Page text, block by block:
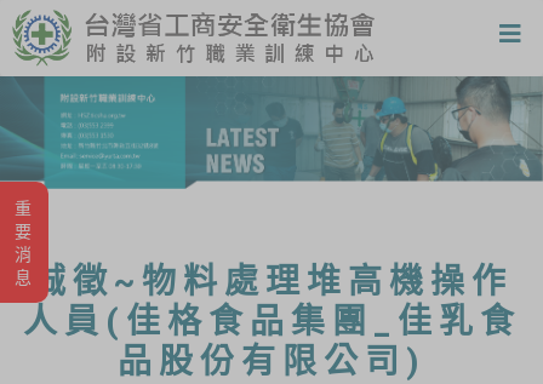
重要消息 誠徵~物料處理堆高機操作
人員(佳格食品集團_佳乳食
品股份有限公司)